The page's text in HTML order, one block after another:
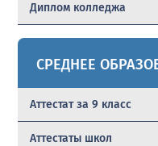
Диплом колледжа
СРЕДНЕЕ
Аттестат за 9 класс
Аттестаты школ